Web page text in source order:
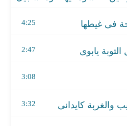
4:25
2:47
3:08
3:32
حبيبى بالحجاز